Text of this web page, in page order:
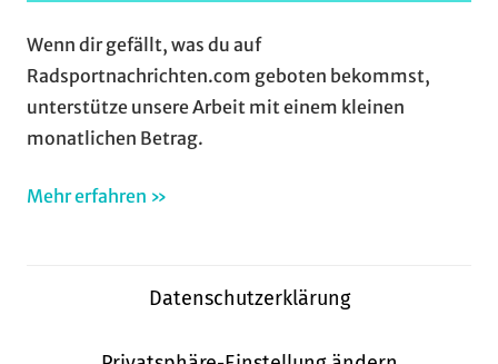
Wenn dir gefällt, was du auf
Radsportnachrichten.com geboten bekommst,
unterstütze unsere Arbeit mit einem kleinen
monatlichen Betrag.
Mehr erfahren »
Datenschutzerklärung